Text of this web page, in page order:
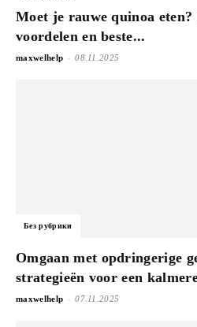
Moet je rauwe quinoa
voordelen en beste...
maxwelhelp - 08.11.2025
Без рубрики
Omgaan met opdringerige
strategieën voor een
maxwelhelp - 07.11.2025